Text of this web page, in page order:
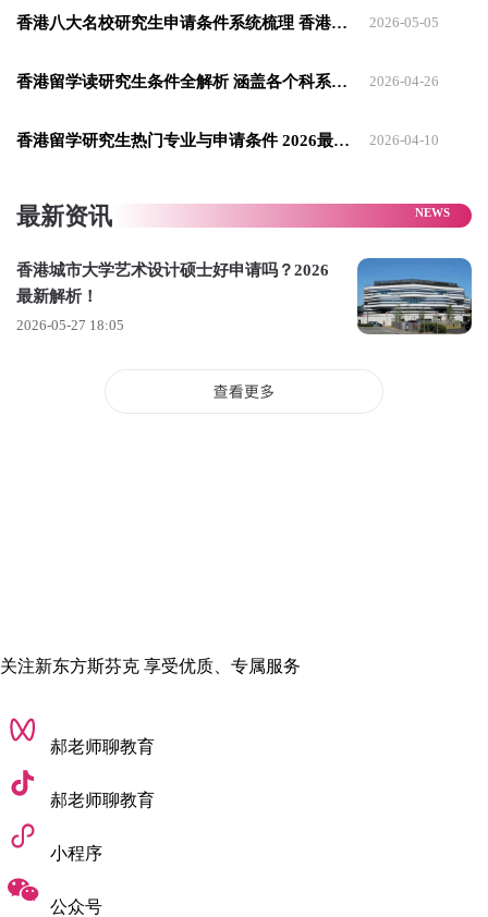
从录取数据看，香港城市大学本科整体录取率约为15%-20%，
40%左右。这意味着每五位申请者中，大约只有一位能够成功
申请要求：一般985平均分78以上城大算稳(尽量不要去碰商
是很妙，平均分85起，且不要申商科类，除非软实力过硬(高语
雅思一般总分需达到6.5分及以上；托福网考成绩至少达到79
分；大学英语六级（CET-6）分数需达到450分以上。像传媒等
上面就是本期为大家总结的香港城市大学硕士申请！看完你有
香港八大名校研究生申请条件系统梳理 香港留学首选 2026-05-05
香港留学读研究生条件全解析 涵盖各个科系特殊要求 2026-04-26
香港留学研究生热门专业与申请条件 2026最新解析 2026-04-10
最新资讯
香港城市大学艺术设计硕士好申请吗？2026
最新解析！
2026-05-27 18:05
关注新东方斯芬克 享受优质、专属服务
郝老师聊教育
郝老师聊教育
小程序
公众号